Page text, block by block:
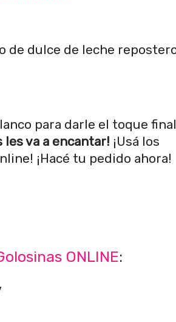
de dulce de leche
para darle el toque final
les va a encantar! ¡Usá los
¡Hacé tu pedido ahora!
ONLINE: